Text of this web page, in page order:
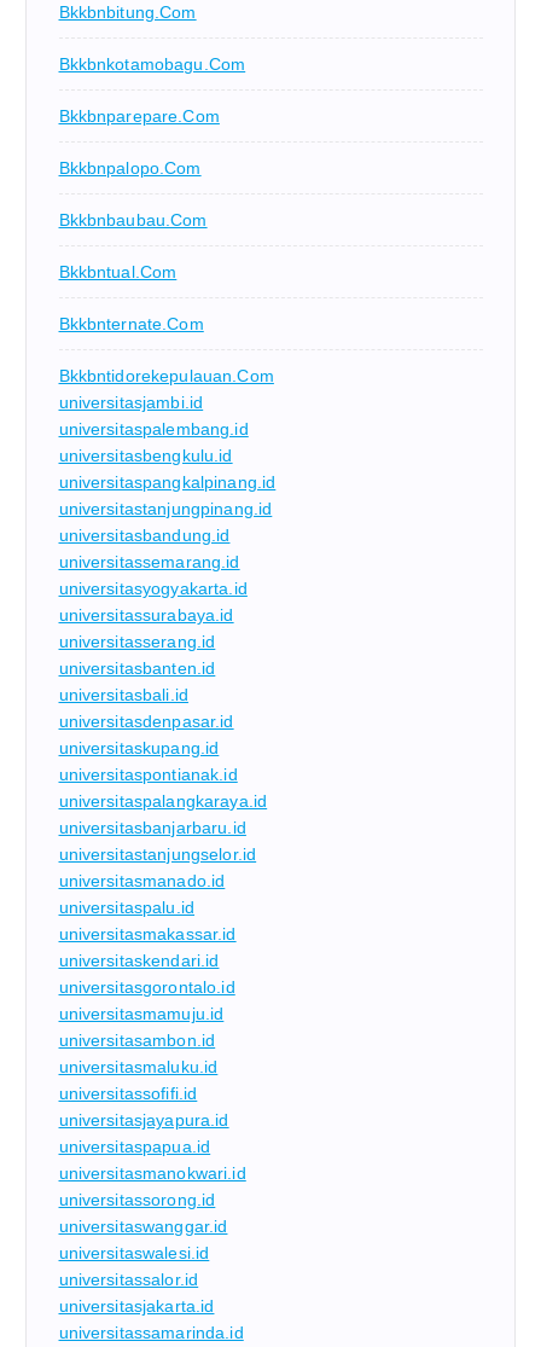
Bkkbnbitung.com
Bkkbnkotamobagu.com
Bkkbnparepare.com
Bkkbnpalopo.com
Bkkbnbaubau.com
Bkkbntual.com
Bkkbnternate.com
Bkkbntidorekepulauan.com
universitasjambi.id
universitaspalembang.id
universitasbengkulu.id
universitaspangkalpinang.id
universitastanjungpinang.id
universitasbandung.id
universitassemarang.id
universitasyogyakarta.id
universitassurabaya.id
universitasserang.id
universitasbanten.id
universitasbali.id
universitasdenpasar.id
universitaskupang.id
universitaspontianak.id
universitaspalangkaraya.id
universitasbanjarbaru.id
universitastanjungselor.id
universitasmanado.id
universitaspalu.id
universitasmakassar.id
universitaskendari.id
universitasgorontalo.id
universitasmamuju.id
universitasambon.id
universitasmaluku.id
universitassofifi.id
universitasjayapura.id
universitaspapua.id
universitasmanokwari.id
universitassorong.id
universitaswanggar.id
universitaswalesi.id
universitassalor.id
universitasjakarta.id
universitassamarinda.id